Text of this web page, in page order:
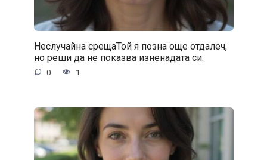
Неслучайна срещаТой я позна още отдалеч,
но реши да не показва изненадата си.
0 1